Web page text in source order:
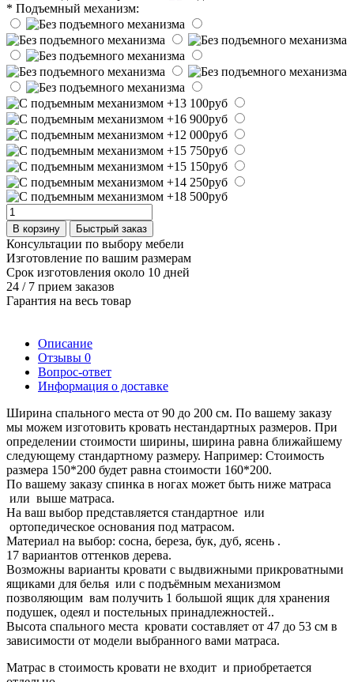
* Подъемный механизм:
В корзину Быстрый заказ
Консультации по выбору мебели
Изготовление по вашим размерам
Срок изготовления около 10 дней
24 / 7 прием заказов
Гарантия на весь товар
Описание
Отзывы 0
Вопрос-ответ
Информация о доставке
Ширина спального места от 90 до 200 см. По вашему заказу
мы можем изготовить кровать нестандартных размеров. При
определении стоимости ширины, ширина равна ближайшему
следующему стандартному размеру. Например: Стоимость
размера 150*200 будет равна стоимости 160*200.
По вашему заказу спинка в ногах может быть ниже матраса
или выше матраса.
На ваш выбор представляется стандартное или
ортопедическое основания под матрасом.
Материал на выбор: сосна, береза, бук, дуб, ясень .
17 вариантов оттенков дерева.
Возможны варианты кровати с выдвижными прикроватными
ящиками для белья или с подъёмным механизмом
позволяющим вам получить 1 большой ящик для хранения
подушек, одеял и постельных принадлежностей..
Высота спального места кровати составляет от 47 до 53 см в
зависимости от модели выбранного вами матраса.
Матрас в стоимость кровати не входит и приобретается